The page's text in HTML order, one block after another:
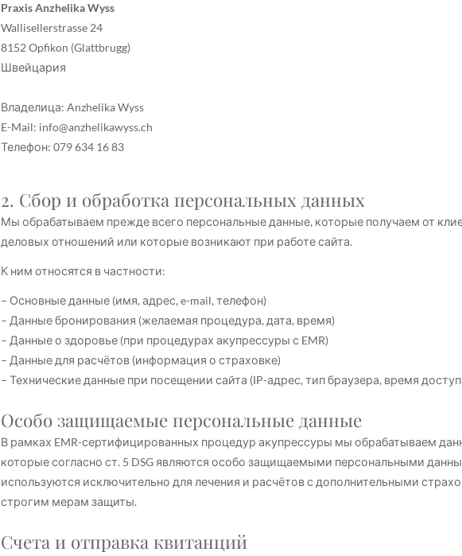
Praxis Anzhelika Wyss
Wallisellerstrasse 24
8152 Opfikon (Glattbrugg)
Швейцария
Владелица: Anzhelika Wyss
E-Mail: info@anzhelikawyss.ch
Телефон: 079 634 16 83
2. Сбор и обработка персональных данных
Мы обрабатываем прежде всего персональные данные, которые получаем от
деловых отношений или которые возникают при работе сайта.
К ним относятся в частности:
– Основные данные (имя, адрес, e-mail, телефон)
– Данные бронирования (желаемая процедура, дата, время)
– Данные о здоровье (при процедурах акупрессуры с EMR)
– Данные для расчётов (информация о страховке)
– Технические данные при посещении сайта (IP-адрес, тип браузера, время
Особо защищаемые персональные данные
В рамках EMR-сертифицированных процедур акупрессуры мы обрабатываем
которые согласно ст. 5 DSG являются особо защищаемыми персональными
используются исключительно для лечения и расчётов с дополнительными
строгим мерам защиты.
Счета и отправка квитанций